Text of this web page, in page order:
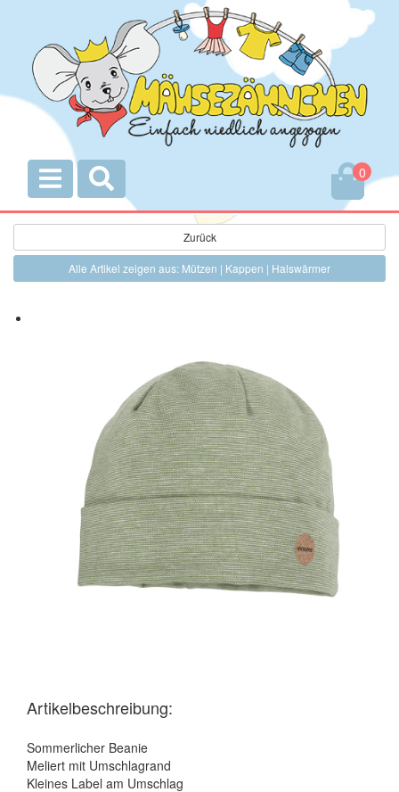
0
Zurück
Alle Artikel zeigen aus: Mützen | Kappen | Halswärmer
Artikelbeschreibung:
Sommerlicher Beanie
Meliert mit Umschlagrand
Kleines Label am Umschlag